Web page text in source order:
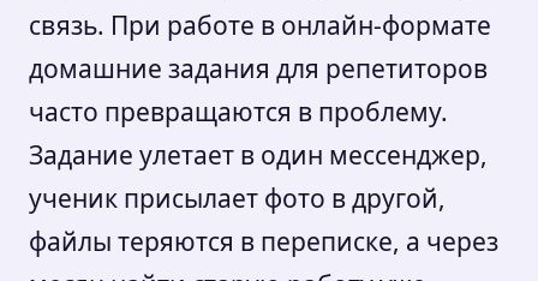
связь. При работе в онлайн-формате
домашние задания для репетиторов
часто превращаются в проблему.
Задание улетает в один мессенджер,
ученик присылает фото в другой,
файлы теряются в переписке, а через